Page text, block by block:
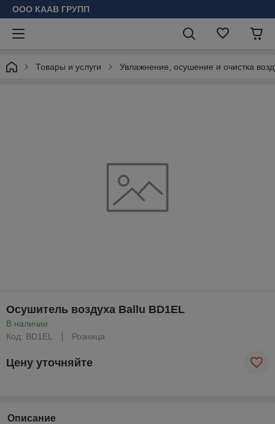
ООО КААВ ГРУПП
Товары и услуги Увлажнение, осушение и очистка
Осушитель воздуха Ballu BD1EL
В наличии
Код: BD1EL
Розница
Цену уточняйте
Описание